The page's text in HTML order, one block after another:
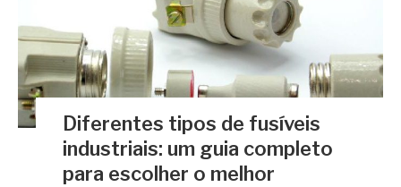
Diferentes tipos de fusíveis
industriais: um guia completo
para escolher o melhor